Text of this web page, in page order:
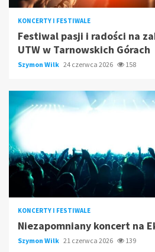
KONCERTY I FESTIWALE
Festiwal pasji i radości na
UTW w Tarnowskich Górach
Szymon Wilk 24 czerwca 2026 158
KONCERTY I FESTIWALE
Niezapomniany koncert na
Szymon Wilk 21 czerwca 2026 139